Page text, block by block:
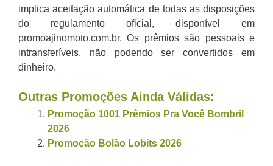
implica aceitação automática de todas as disposições
do regulamento oficial, disponível em
promoajinomoto.com.br. Os prêmios são pessoais e
intransferíveis, não podendo ser convertidos em
dinheiro.
Outras Promoções Ainda Válidas:
Promoção 1001 Prêmios Pra Você Bombril
2026
Promoção Bolão Lobits 2026